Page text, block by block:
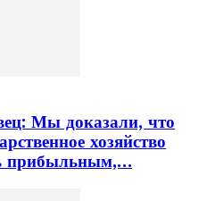
Мы доказали, что
хозяйство
прибыльным,…